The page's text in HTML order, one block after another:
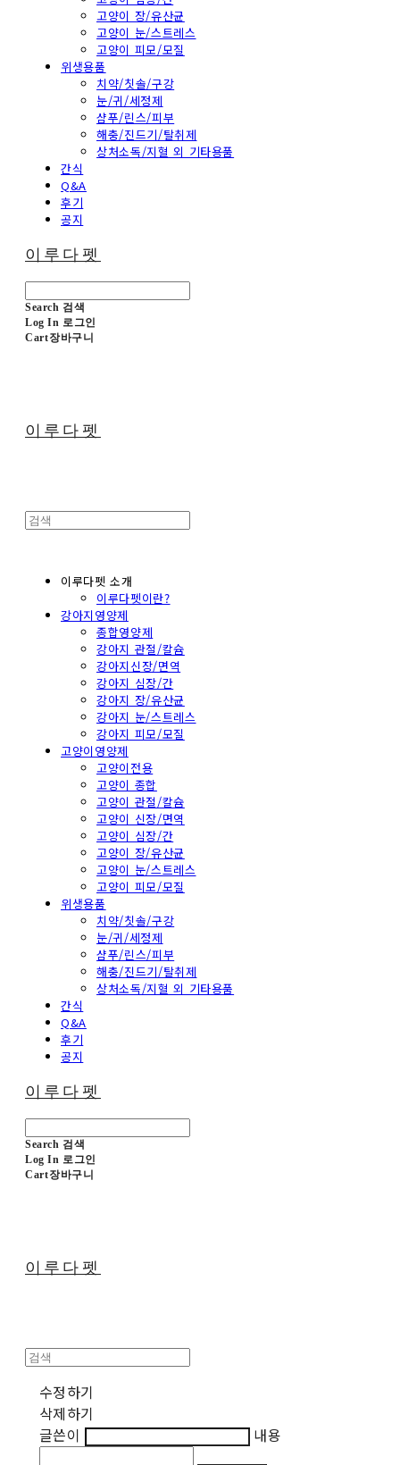
고양이 장/유산균
고양이 눈/스트레스
고양이 피모/모질
위생용품
치약/칫솔/구강
눈/귀/세정제
샴푸/린스/피부
해충/진드기/탈취제
상처소독/지혈 외 기타용품
간식
Q&A
후기
공지
이루다펫
Search 검색
Log In 로그인
Cart장바구니
이루다펫
이루다펫 소개
이루다펫이란?
강아지영양제
종합영양제
강아지 관절/칼슘
강아지신장/면역
강아지 심장/간
강아지 장/유산균
강아지 눈/스트레스
강아지 피모/모질
고양이영양제
고양이전용
고양이 종합
고양이 관절/칼슘
고양이 신장/면역
고양이 심장/간
고양이 장/유산균
고양이 눈/스트레스
고양이 피모/모질
위생용품
치약/칫솔/구강
눈/귀/세정제
샴푸/린스/피부
해충/진드기/탈취제
상처소독/지혈 외 기타용품
간식
Q&A
후기
공지
이루다펫
Search 검색
Log In 로그인
Cart장바구니
이루다펫
수정하기
삭제하기
글쓴이
내용